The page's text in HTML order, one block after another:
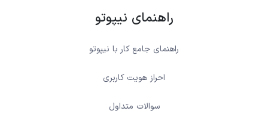
راهنمای نیپوتو
راهنمای جامع کار با نیپوتو
احراز هویت کاربری
سوالات متداول